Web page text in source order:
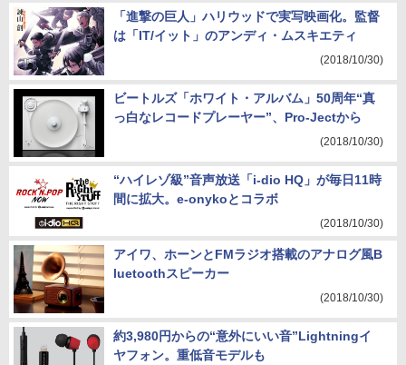
「進撃の巨人」ハリウッドで実写映画化。監督
は「IT/イット」のアンディ・ムスキエティ
(2018/10/30)
ビートルズ「ホワイト・アルバム」50周年“真
っ白なレコードプレーヤー”、Pro-Jectから
(2018/10/30)
“ハイレゾ級”音声放送「i-dio HQ」が毎日11時
間に拡大。e-onykoとコラボ
(2018/10/30)
アイワ、ホーンとFMラジオ搭載のアナログ風B
luetoothスピーカー
(2018/10/30)
約3,980円からの“意外にいい音”Lightningイ
ヤフォン。重低音モデルも